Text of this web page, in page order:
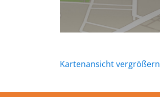
Kartenansicht vergrößern